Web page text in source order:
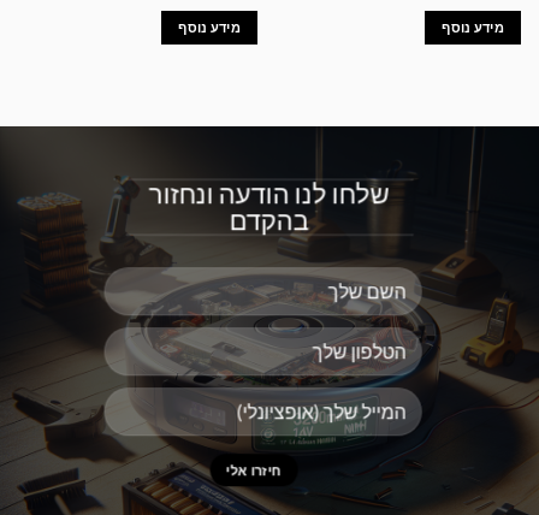
מידע נוסף מידע נוסף
שלחו לנו הודעה ונחזור
בהקדם